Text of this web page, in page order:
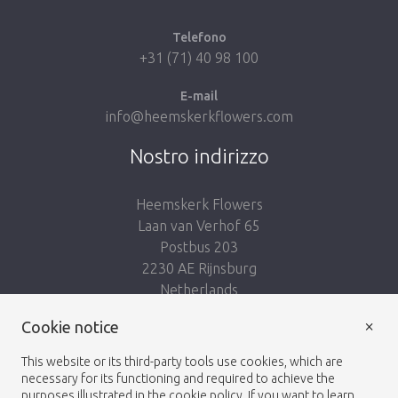
Telefono
+31 (71) 40 98 100
E-mail
info@heemskerkflowers.com
Nostro indirizzo
Heemskerk Flowers
Laan van Verhof 65
Postbus 203
2230 AE Rijnsburg
Netherlands
Cookie notice
This website or its third-party tools use cookies, which are
necessary for its functioning and required to achieve the
×